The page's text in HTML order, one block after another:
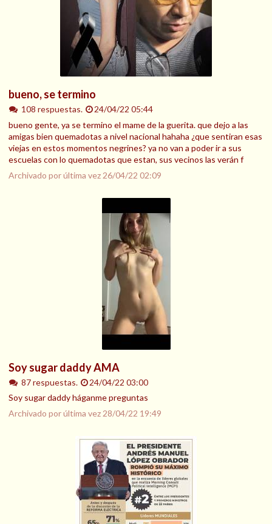
bueno, se termino
108 respuestas.
24/04/22 05:44
bueno gente, ya se termino el mame de la guerita. que dejo a las
amigas bien quemadotas a nivel nacional hahaha ¿que sentiran esas
viejas en estos momentos negrines? ya no van a poder ir a sus
escuelas con lo quemadotas que estan, sus vecinos las verán f
Archivado por última vez 26/04/22 02:09
Soy sugar daddy AMA
87 respuestas.
24/04/22 03:00
Soy sugar daddy háganme preguntas
Archivado por última vez 28/04/22 19:49